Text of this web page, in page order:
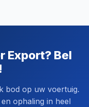
Export? Bel
bod op uw voertuig.
ophaling in heel